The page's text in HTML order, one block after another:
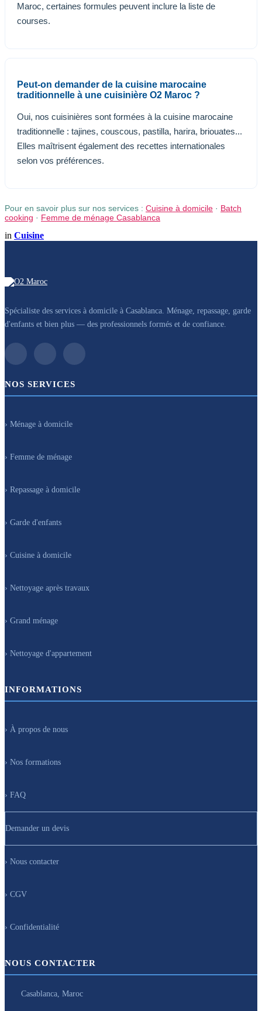
Maroc, certaines formules peuvent inclure la liste de
courses.
Peut-on demander de la cuisine marocaine
traditionnelle à une cuisinière O2 Maroc ?
Oui, nos cuisinières sont formées à la cuisine marocaine
traditionnelle : tajines, couscous, pastilla, harira, briouates...
Elles maîtrisent également des recettes internationales
selon vos préférences.
Pour en savoir plus sur nos services : Cuisine à domicile · Batch
cooking · Femme de ménage Casablanca
in Cuisine
Spécialiste des services à domicile à Casablanca. Ménage, repassage, garde
d'enfants et bien plus — des professionnels formés et de confiance.
NOS SERVICES
› Ménage à domicile
› Femme de ménage
› Repassage à domicile
› Garde d'enfants
› Cuisine à domicile
› Nettoyage après travaux
› Grand ménage
› Nettoyage d'appartement
INFORMATIONS
› À propos de nous
› Nos formations
› FAQ
Demander un devis
› Nous contacter
› CGV
› Confidentialité
NOUS CONTACTER
Casablanca, Maroc